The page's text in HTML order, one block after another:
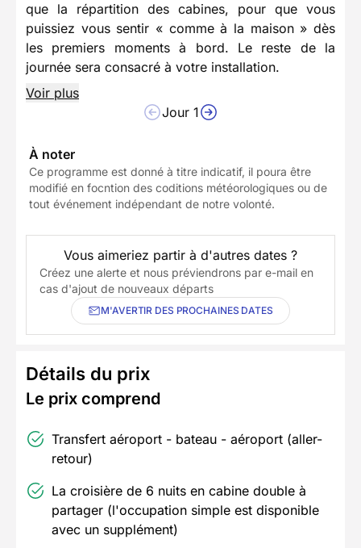
que la répartition des cabines, pour que vous
puissiez vous sentir « comme à la maison » dès
les premiers moments à bord. Le reste de la
journée sera consacré à votre installation.
Voir plus
Jour 1
À noter
Ce programme est donné à titre indicatif, il poura être
modifié en focntion des coditions météorologiques ou de
tout événement indépendant de notre volonté.
Vous aimeriez partir à d'autres dates ?
Créez une alerte et nous préviendrons par e-mail en
cas d'ajout de nouveaux départs
M'AVERTIR DES PROCHAINES DATES
Détails du prix
Le prix comprend
Transfert aéroport - bateau - aéroport (aller-
retour)
La croisière de 6 nuits en cabine double à
partager (l'occupation simple est disponible
avec un supplément)